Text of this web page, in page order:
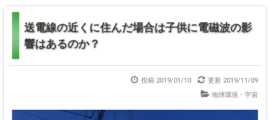
送電線の近くに住んだ場合は子供に電磁波の影
響はあるのか？
投稿 2019/01/10 更新 2019/11/09
地球環境・宇宙